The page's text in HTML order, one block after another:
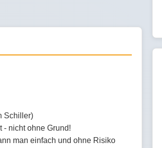
Schiller)
- nicht ohne Grund!
man einfach und ohne Risiko